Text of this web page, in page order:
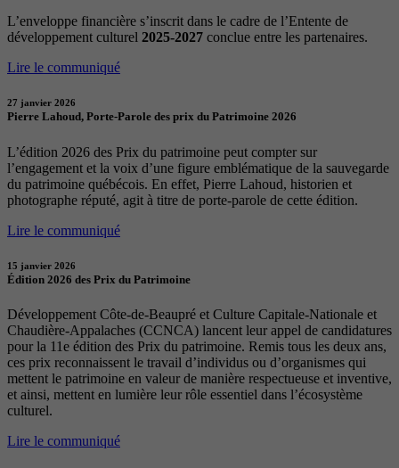
L’enveloppe financière s’inscrit dans le cadre de l’Entente de
développement culturel 2025-2027 conclue entre les partenaires.
Lire le communiqué
27 janvier 2026
Pierre Lahoud, Porte-Parole des prix du Patrimoine 2026
L’édition 2026 des Prix du patrimoine peut compter sur
l’engagement et la voix d’une figure emblématique de la sauvegarde
du patrimoine québécois. En effet, Pierre Lahoud, historien et
photographe réputé, agit à titre de porte-parole de cette édition.
Lire le communiqué
15 janvier 2026
Édition 2026 des Prix du Patrimoine
Développement Côte-de-Beaupré et Culture Capitale-Nationale et
Chaudière-Appalaches (CCNCA) lancent leur appel de candidatures
pour la 11e édition des Prix du patrimoine. Remis tous les deux ans,
ces prix reconnaissent le travail d’individus ou d’organismes qui
mettent le patrimoine en valeur de manière respectueuse et inventive,
et ainsi, mettent en lumière leur rôle essentiel dans l’écosystème
culturel.
Lire le communiqué